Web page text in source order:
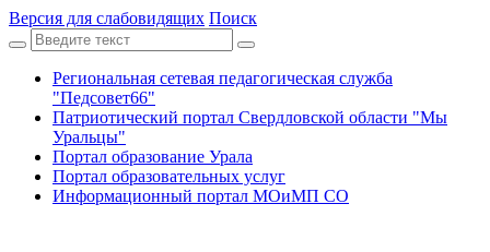
Версия для слабовидящих Поиск
Региональная сетевая педагогическая служба
"Педсовет66"
Патриотический портал Свердловской области "Мы
Уральцы"
Портал образование Урала
Портал образовательных услуг
Информационный портал МОиМП СО